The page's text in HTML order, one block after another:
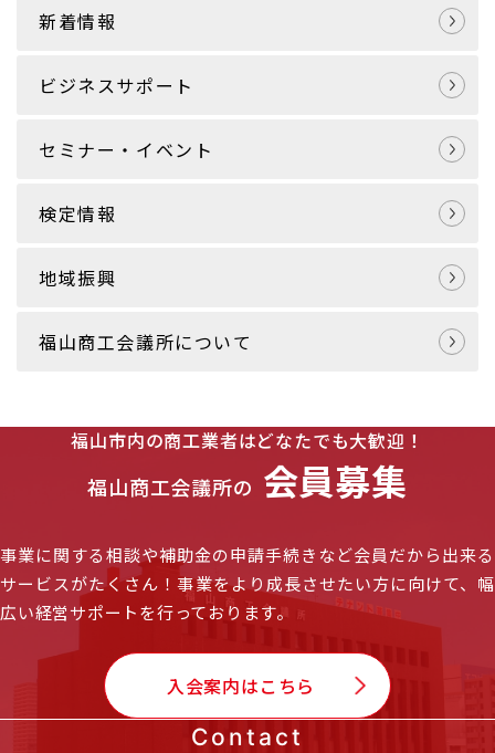
新着情報
ビジネスサポート
セミナー・イベント
検定情報
地域振興
福山商工会議所について
福山市内の商工業者はどなたでも大歓迎！
福山商工会議所の 会員募集
事業に関する相談や補助金の申請手続きなど会員だから出来る
サービスがたくさん！事業をより成長させたい方に向けて、幅
広い経営サポートを行っております。
入会案内はこちら
Contact